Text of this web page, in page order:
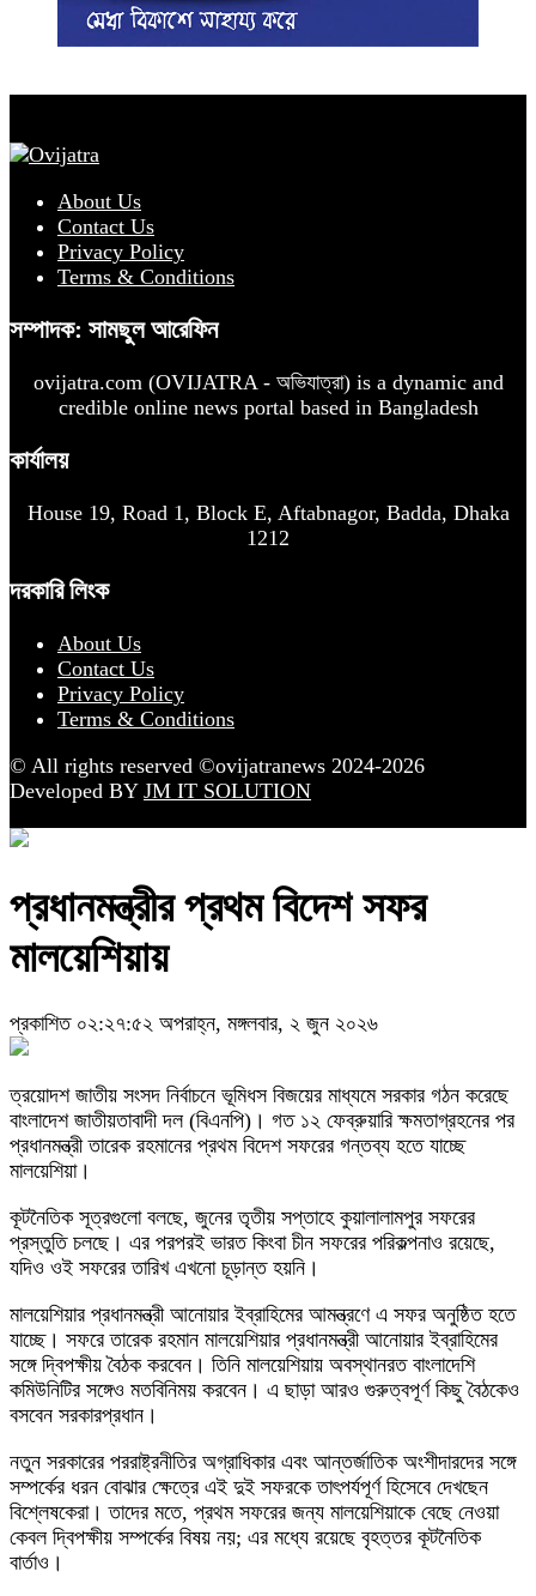
About Us
Contact Us
Privacy Policy
Terms & Conditions
সম্পাদক: সামছুল আরেফিন
ovijatra.com (OVIJATRA - অভিযাত্রা) is a dynamic and
credible online news portal based in Bangladesh
কার্যালয়
House 19, Road 1, Block E, Aftabnagor, Badda, Dhaka
1212
দরকারি লিংক
About Us
Contact Us
Privacy Policy
Terms & Conditions
© All rights reserved ©ovijatranews 2024-2026
Developed BY JM IT SOLUTION
প্রধানমন্ত্রীর প্রথম বিদেশ সফর
মালয়েশিয়ায়
প্রকাশিত ০২:২৭:৫২ অপরাহ্ন, মঙ্গলবার, ২ জুন ২০২৬
ত্রয়োদশ জাতীয় সংসদ নির্বাচনে ভূমিধস বিজয়ের মাধ্যমে সরকার গঠন করেছে
বাংলাদেশ জাতীয়তাবাদী দল (বিএনপি)। গত ১২ ফেব্রুয়ারি ক্ষমতাগ্রহনের পর
প্রধানমন্ত্রী তারেক রহমানের প্রথম বিদেশ সফরের গন্তব্য হতে যাচ্ছে
মালয়েশিয়া।
কূটনৈতিক সূত্রগুলো বলছে, জুনের তৃতীয় সপ্তাহে কুয়ালালামপুর সফরের
প্রস্তুতি চলছে। এর পরপরই ভারত কিংবা চীন সফরের পরিকল্পনাও রয়েছে,
যদিও ওই সফরের তারিখ এখনো চূড়ান্ত হয়নি।
মালয়েশিয়ার প্রধানমন্ত্রী আনোয়ার ইব্রাহিমের আমন্ত্রণে এ সফর অনুষ্ঠিত হতে
যাচ্ছে। সফরে তারেক রহমান মালয়েশিয়ার প্রধানমন্ত্রী আনোয়ার ইব্রাহিমের
সঙ্গে দ্বিপক্ষীয় বৈঠক করবেন। তিনি মালয়েশিয়ায় অবস্থানরত বাংলাদেশি
কমিউনিটির সঙ্গেও মতবিনিময় করবেন। এ ছাড়া আরও গুরুত্বপূর্ণ কিছু বৈঠকেও
বসবেন সরকারপ্রধান।
নতুন সরকারের পররাষ্ট্রনীতির অগ্রাধিকার এবং আন্তর্জাতিক অংশীদারদের সঙ্গে
সম্পর্কের ধরন বোঝার ক্ষেত্রে এই দুই সফরকে তাৎপর্যপূর্ণ হিসেবে দেখছেন
বিশ্লেষকেরা। তাদের মতে, প্রথম সফরের জন্য মালয়েশিয়াকে বেছে নেওয়া
কেবল দ্বিপক্ষীয় সম্পর্কের বিষয় নয়; এর মধ্যে রয়েছে বৃহত্তর কূটনৈতিক
বার্তাও।